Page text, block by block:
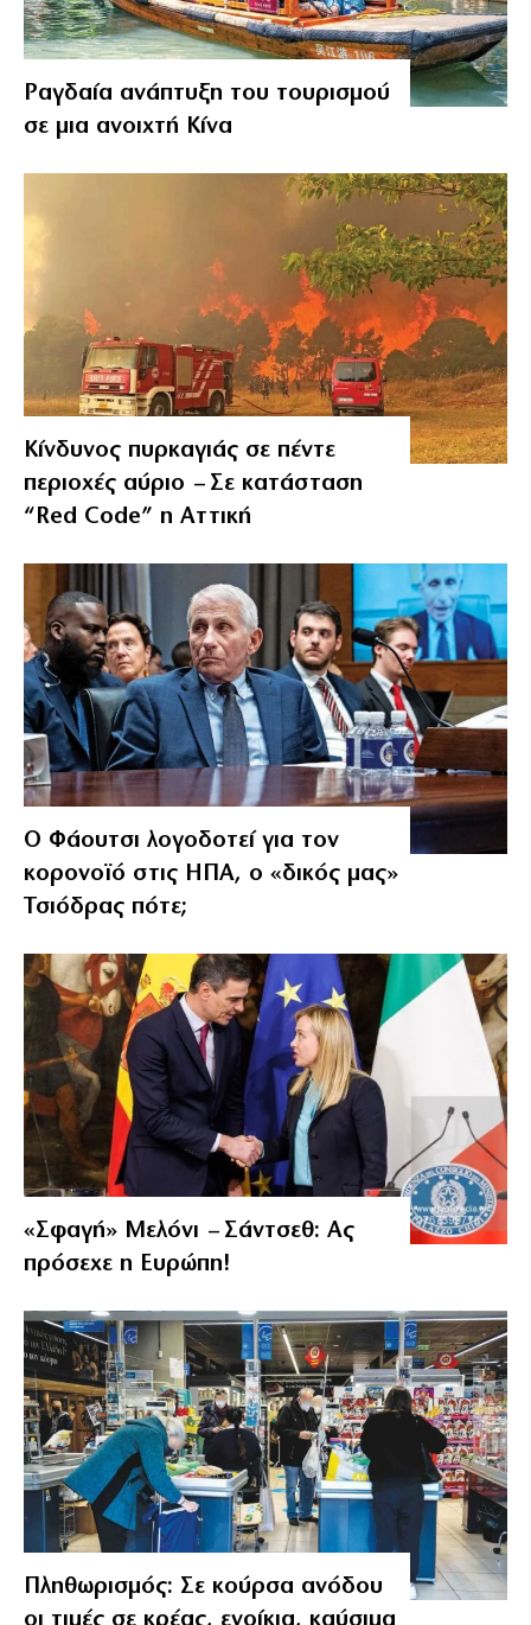
Ραγδαία ανάπτυξη του τουρισμού
σε μια ανοιχτή Κίνα
Κίνδυνος πυρκαγιάς σε πέντε
περιοχές αύριο – Σε κατάσταση
“Red Code” η Αττική
Ο Φάουτσι λογοδοτεί για τον
κορονοϊό στις ΗΠΑ, ο «δικός μας»
Τσιόδρας πότε;
«Σφαγή» Μελόνι – Σάντσεθ: Ας
πρόσεχε η Ευρώπη!
Πληθωρισμός: Σε κούρσα ανόδου